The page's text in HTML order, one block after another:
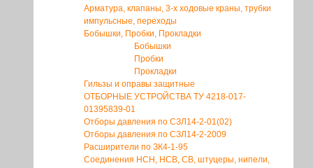
Арматура, клапаны, 3-х ходовые краны, трубки
импульсные, переходы
Бобышки, Пробки, Прокладки
Бобышки
Пробки
Прокладки
Гильзы и оправы защитные
ОТБОРНЫЕ УСТРОЙСТВА ТУ 4218-017-
01395839-01
Отборы давления по СЗЛ14-2-01(02)
Отборы давления по СЗЛ14-2-2009
Расширители по ЗК4-1-95
Соединения НСН, НСВ, СВ, штуцеры, нипели,